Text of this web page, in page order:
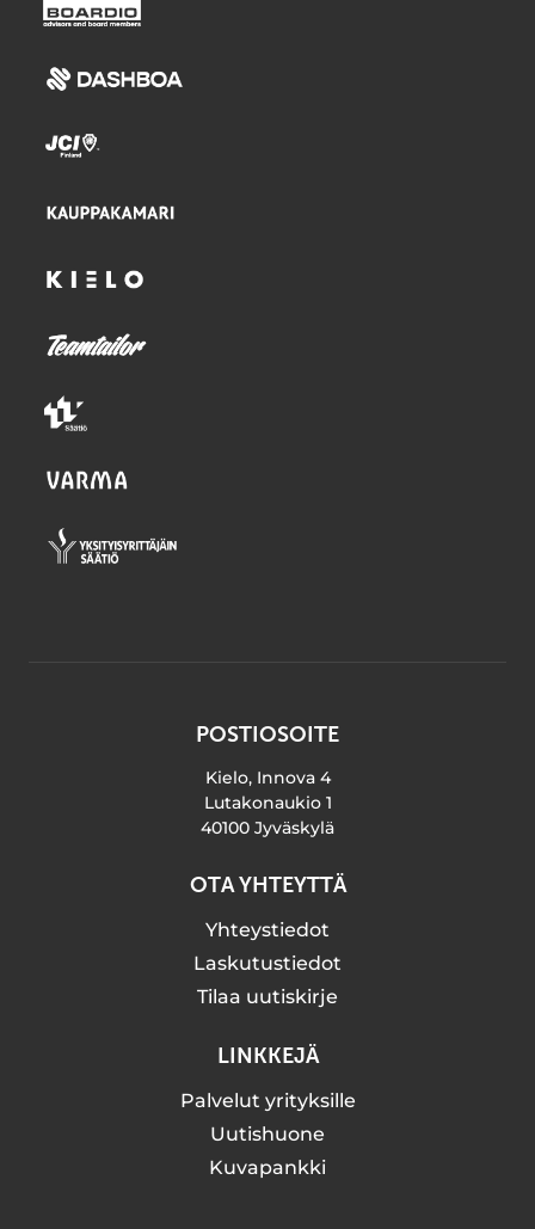
POSTIOSOITE
Kielo, Innova 4
Lutakonaukio 1
40100 Jyväskylä
OTA YHTEYTTÄ
Yhteystiedot
Laskutustiedot
Tilaa uutiskirje
LINKKEJÄ
Palvelut yrityksille
Uutishuone
Kuvapankki